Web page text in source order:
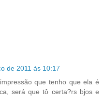
de 2011 às 10:17
que tenho que ela é
será que tô certa?rs bjos e